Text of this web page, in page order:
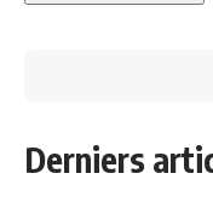
Derniers